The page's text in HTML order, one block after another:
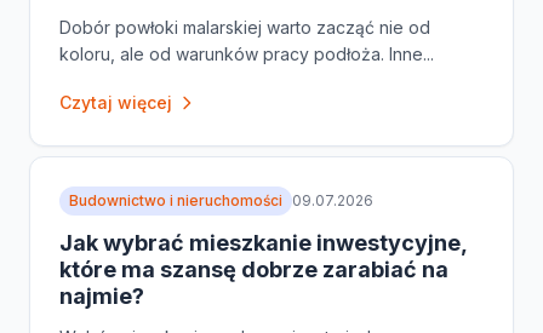
Dobór powłoki malarskiej warto zacząć nie od
koloru, ale od warunków pracy podłoża. Inne...
Czytaj więcej
Budownictwo i nieruchomości 09.07.2026
Jak wybrać mieszkanie inwestycyjne,
które ma szansę dobrze zarabiać na
najmie?